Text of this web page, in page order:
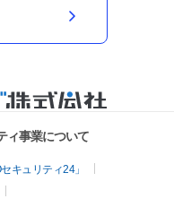
ィ事業について
キュリティ24」